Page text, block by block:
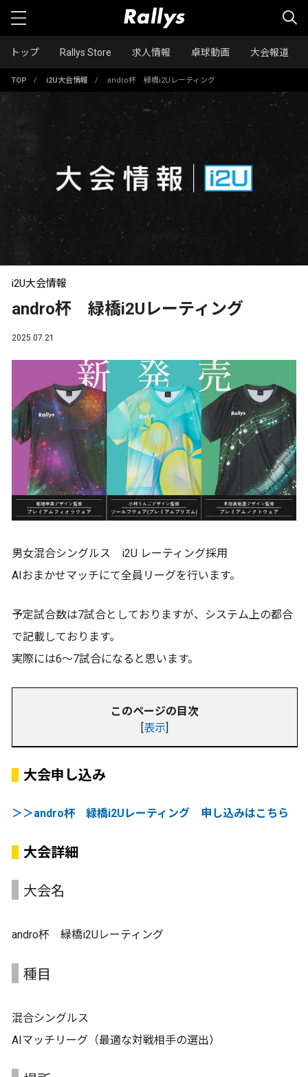
トップ Rallys Store 求人情報 卓球動画 大会報道
TOP / i2U大会情報 / andro杯 緑橋i2Uレーティング
i2U大会情報
andro杯 緑橋i2Uレーティング
2025.07.21
男女混合シングルス i2U レーティング採用
AIおまかせマッチにて全員リーグを行います。
予定試合数は7試合としておりますが、システム上の都合
で記載しております。
実際には6～7試合になると思います。
このページの目次
[表示]
大会申し込み
＞＞andro杯 緑橋i2Uレーティング 申し込みはこちら
大会詳細
大会名
andro杯 緑橋i2Uレーティング
種目
混合シングルス
AIマッチリーグ（最適な対戦相手の選出）